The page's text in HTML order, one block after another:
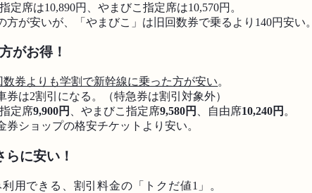
定席は10,890円、やまびこ指定席は10,570円。
方が安いが、「やまびこ」は旧回数券で乗るより140円安い。
がお得！
数券よりも学割で新幹線に乗った方が安い。
は2割引になる。（特急券は割引対象外）
定席9,900円 、やまびこ指定席9,580円 、自由席10,240円 。
ショップの格安チケットより安い。
に安い！
利用できる、割引料金の「トクだ値1」。